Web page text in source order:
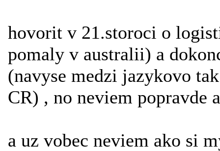
hovorit v 21.storoci o
pomaly v australii) a
(navyse medzi jazykovo
CR) , no neviem popravde
a uz vobec neviem ako si